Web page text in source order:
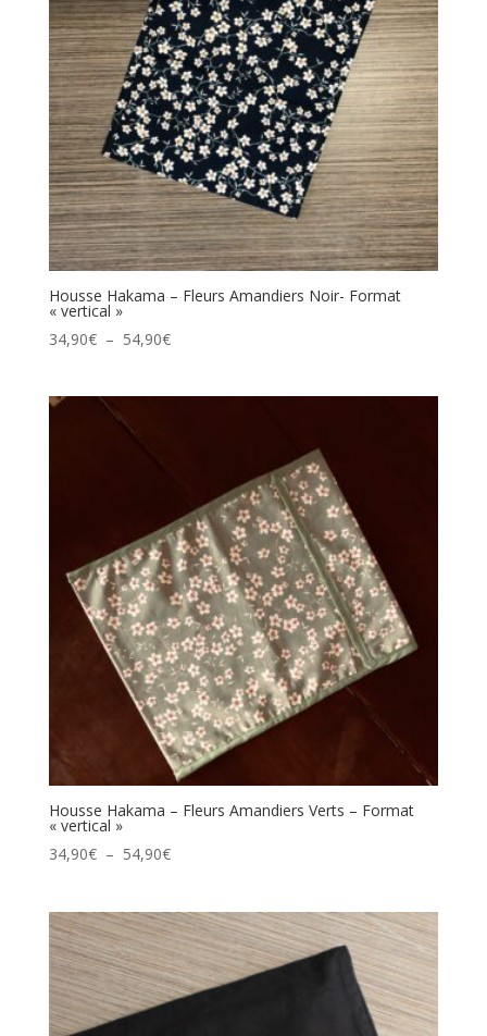
Housse Hakama – Fleurs Amandiers Noir- Format
« vertical »
34,90€ – 54,90€Plage
Housse Hakama – Fleurs Amandiers Verts – Format
« vertical »
34,90€ – 54,90€Plage
34,90€
à
54,90€